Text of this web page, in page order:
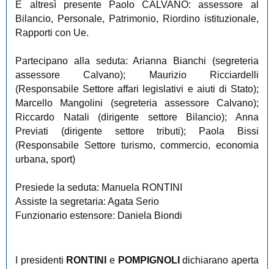
È altresì presente Paolo CALVANO: assessore al
Bilancio, Personale, Patrimonio, Riordino istituzionale,
Rapporti con Ue.
Partecipano alla seduta: Arianna Bianchi (segreteria
assessore Calvano); Maurizio Ricciardelli
(Responsabile Settore affari legislativi e aiuti di Stato);
Marcello Mangolini (segreteria assessore Calvano);
Riccardo Natali (dirigente settore Bilancio); Anna
Previati (dirigente settore tributi); Paola Bissi
(Responsabile Settore turismo, commercio, economia
urbana, sport)
Presiede la seduta: Manuela RONTINI
Assiste la segretaria: Agata Serio
Funzionario estensore: Daniela Biondi
I presidenti RONTINI e POMPIGNOLI dichiarano aperta